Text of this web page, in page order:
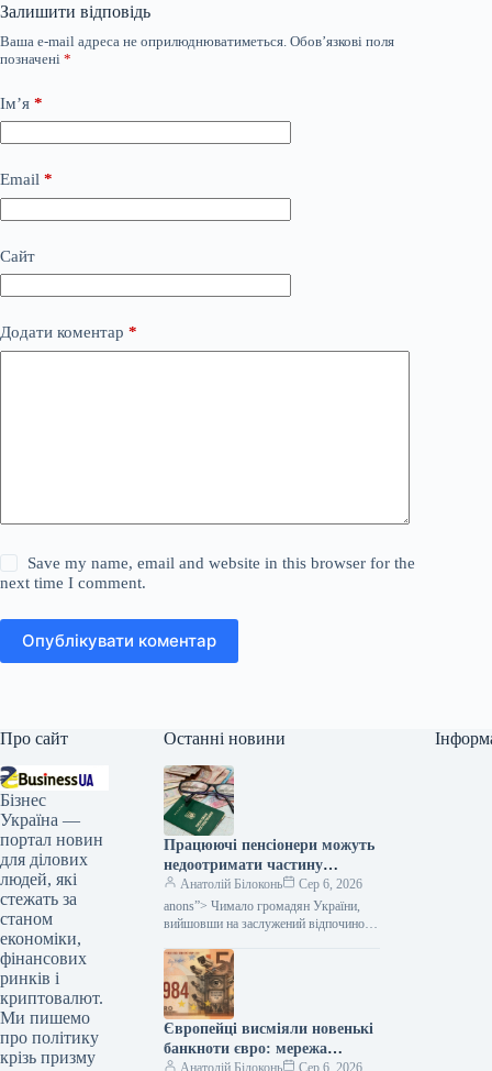
Залишити відповідь
Ваша e-mail адреса не оприлюднюватиметься. Обов’язкові поля
позначені *
Ім’я *
Email *
Сайт
Додати коментар *
Save my name, email and website in this browser for the
next time I comment.
Опублікувати коментар
Про сайт
Бізнес
Україна —
портал новин
для ділових
людей, які
стежать за
станом
економіки,
фінансових
ринків і
криптовалют.
Ми пишемо
про політику
крізь призму
Останні новини
Працюючі пенсіонери можуть
недоотримати частину
надбавок: кого це торкнеться
— Міністерство фінансів
Анатолій Білоконь
Сер 6, 2026
anons”> Чимало громадян України,
вийшовши на заслужений відпочинок,
трудової діяльності. Сам факт
продовження роботи після досягнення
Європейці висміяли новенькі
банкноти євро: мережа
Анатолій Білоконь Сер 6, 2026